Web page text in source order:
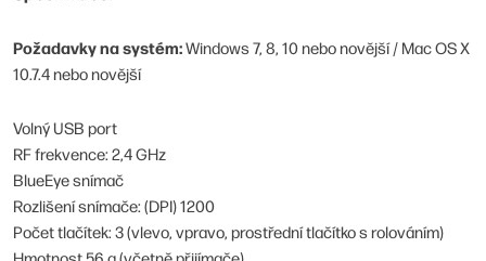
Požadavky na systém:Windows 7, 8, 10 nebo novější / Mac OS X
10.7.4 nebo novější
Volný USB port
RF frekvence: 2,4 GHz
BlueEye snímač
Rozlišení snímače: (DPI) 1200
Počet tlačítek: 3 (vlevo, vpravo, prostřední tlačítko s rolováním)